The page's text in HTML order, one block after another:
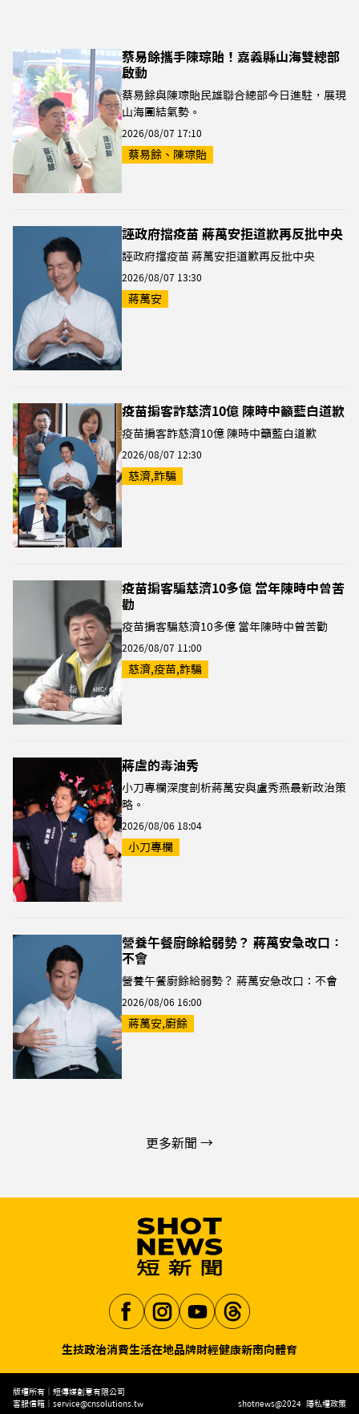
蔡易餘攜手陳琮貽！嘉義縣山海雙總部
啟動
蔡易餘與陳琮貽民雄聯合總部今日進駐，展現
山海團結氣勢。
2026/08/07 17:10
蔡易餘、陳琮貽
誣政府擋疫苗 蔣萬安拒道歉再反批中央
誣政府擋疫苗 蔣萬安拒道歉再反批中央
2026/08/07 13:30
蔣萬安
疫苗掮客詐慈濟10億 陳時中籲藍白道歉
疫苗掮客詐慈濟10億 陳時中籲藍白道歉
2026/08/07 12:30
慈濟,詐騙
疫苗掮客騙慈濟10多億 當年陳時中曾苦
勸
疫苗掮客騙慈濟10多億 當年陳時中曾苦勸
2026/08/07 11:00
慈濟,疫苗,詐騙
蔣盧的毒油秀
小刀專欄深度剖析蔣萬安與盧秀燕最新政治策
略。
2026/08/06 18:04
小刀專欄
營養午餐廚餘給弱勢？ 蔣萬安急改口：
不會
營養午餐廚餘給弱勢？ 蔣萬安急改口：不會
2026/08/06 16:00
蔣萬安,廚餘
更多新聞 →
Aa
生技政治消費生活在地品牌財經健康新南向體育
版權所有｜短傳媒創意有限公司
客服信箱｜ service@cnsolutions.tw shotnews@2024 隱私權政策